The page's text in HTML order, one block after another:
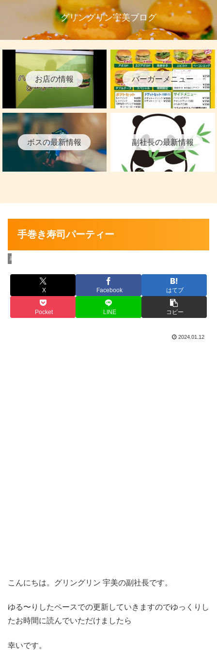
グリングリン宇美ブログ
お店の情報 バーガーメニュー
ボスの最新情報 副社長の最新情報
手巻き寿司パーティー
副社長の最新情報
X Facebook はてブ
Pocket LINE コピー
2024.01.12
こんにちは。グリングリン 宇美の副社長です。
ゆる〜りしたペースでの更新していきますのでゆっくりし
たお時間に読んでいただけましたら
幸いです。